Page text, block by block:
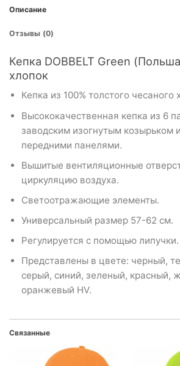
Описание
Отзывы (0)
Кепка DOBBELT Green
хлопок
Кепка из 100% толстого чесаного
Высококачественная кепка из 6
заводским изогнутым козырьком
передними панелями.
Вышитые вентиляционные
циркуляцию воздуха.
Светоотражающие элементы.
Универсальный размер 57-62 см.
Регулируется с помощью липучки.
Представлены в цвете: черный,
серый, синий, зеленый, красный,
оранжевый HV.
Связанные